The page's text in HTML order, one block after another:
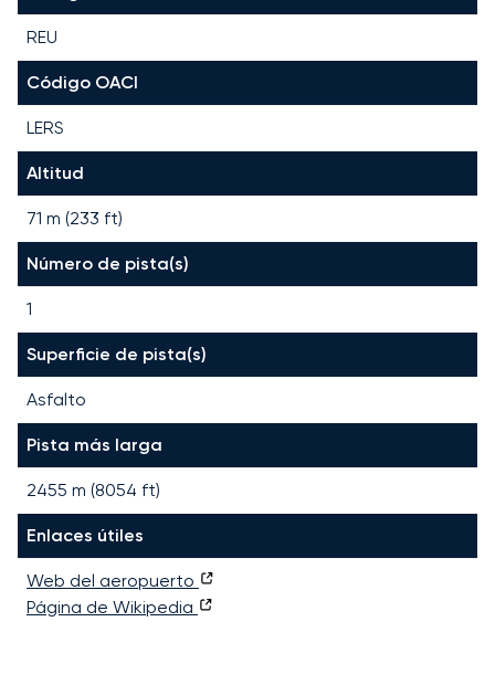
REU
Código OACI
LERS
Altitud
71 m (233 ft)
Número de pista(s)
1
Superficie de pista(s)
Asfalto
Pista más larga
2455 m (8054 ft)
Enlaces útiles
Web del aeropuerto
Página de Wikipedia